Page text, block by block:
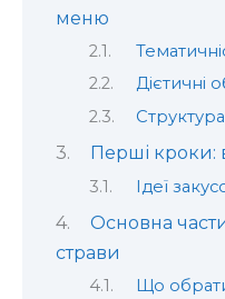
меню
Дієтичні
Перші кроки:
Ідеї
Основна
страви
Що